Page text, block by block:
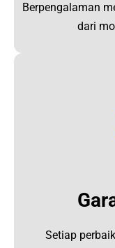
Berpengalaman
dari
Setiap